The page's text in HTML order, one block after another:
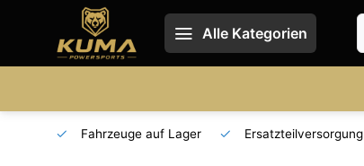
Alle Kategorien
Fahrzeuge auf Lager Ersatzteilversorgung